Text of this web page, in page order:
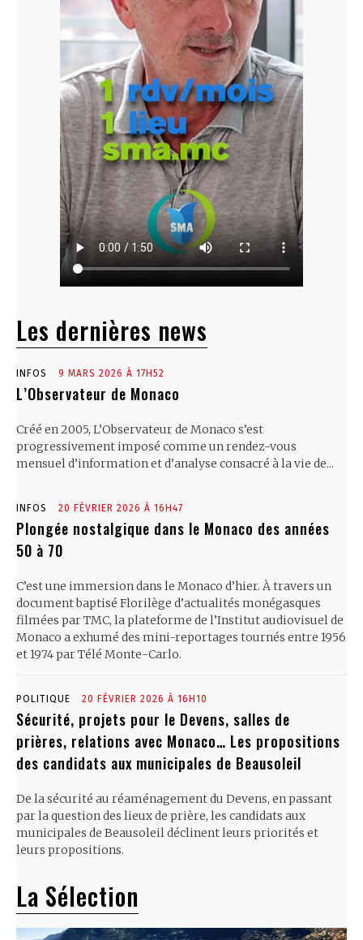
Les dernières news
INFOS 9 MARS 2026 À 17H52
L’Observateur de Monaco
Créé en 2005, L’Observateur de Monaco s’est
progressivement imposé comme un rendez-vous
mensuel d’information et d’analyse consacré à la vie de...
INFOS 20 FÉVRIER 2026 À 16H47
Plongée nostalgique dans le Monaco des années
50 à 70
C’est une immersion dans le Monaco d’hier. À travers un
document baptisé Florilège d’actualités monégasques
filmées par TMC, la plateforme de l’Institut audiovisuel de
Monaco a exhumé des mini-reportages tournés entre 1956
et 1974 par Télé Monte-Carlo.
POLITIQUE 20 FÉVRIER 2026 À 16H10
Sécurité, projets pour le Devens, salles de
prières, relations avec Monaco… Les propositions
des candidats aux municipales de Beausoleil
De la sécurité au réaménagement du Devens, en passant
par la question des lieux de prière, les candidats aux
municipales de Beausoleil déclinent leurs priorités et
leurs propositions.
La Sélection